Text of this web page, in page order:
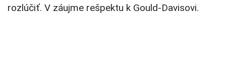
rozlúčiť. V záujme rešpektu k Gould-Davisovi.